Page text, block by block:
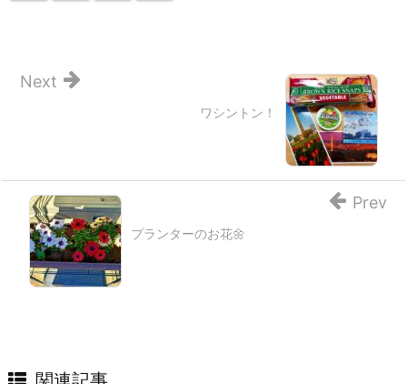
ワシントン！
Next
プランターのお花🌼
Prev